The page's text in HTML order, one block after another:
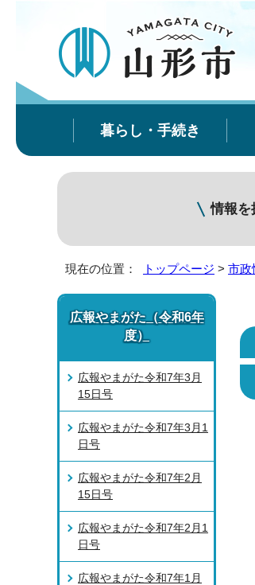
暮らし・手続き
情報を
現在の位置： トップページ > 市政
広報やまがた（令和6年
度）
広報やまがた令和7年3月
15日号
広報やまがた令和7年3月1
日号
広報やまがた令和7年2月
15日号
広報やまがた令和7年2月1
日号
広報やまがた令和7年1月